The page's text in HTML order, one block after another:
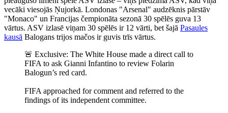
vecāki viesojās Ņujorkā. Londonas "Arsenal" audzēknis pārstāv
"Monaco" un Francijas čempionāta sezonā 30 spēlēs guva 13
vārtus. ASV izlasē viņam 30 spēlēs ir 12 vārti, bet šajā Pasaules
kausā Balogans trijos mačos ir guvis trīs vārtus.
🚨 Exclusive: The White House made a direct call to
FIFA to ask Gianni Infantino to review Folarin
Balogun’s red card.
FIFA approached for comment and referred to the
findings of its independent committee.